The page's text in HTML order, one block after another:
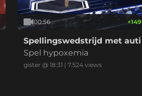
00:56 +149
Spellingswedstrijd met auti
Spel hypoxemia
gister @ 18:31 |7.524 views